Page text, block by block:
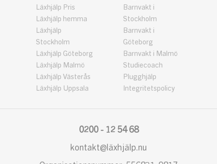
Läxhjälp Pris
Läxhjälp hemma
Läxhjälp
Stockholm
Läxhjälp Göteborg
Läxhjälp Malmö
Läxhjälp Västerås
Läxhjälp Uppsala
Barnvakt i
Stockholm
Barnvakt i
Göteborg
Barnvakt i Malmö
Studiecoach
Plugghjälp
Integritetspolicy
kontakt@läxhjälp.nu
0200 - 12 54 68